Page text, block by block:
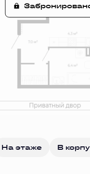
На этаже В